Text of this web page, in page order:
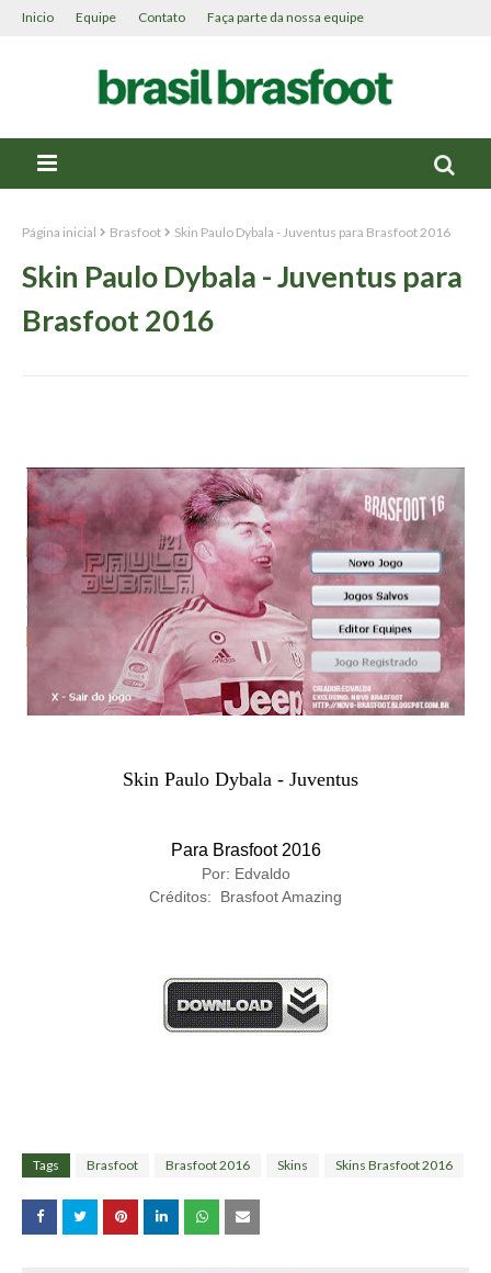
Inicio Equipe Contato Faça parte da nossa equipe
Página inicial Brasfoot Skin Paulo Dybala - Juventus para Brasfoot 2016
Skin Paulo Dybala - Juventus para
Brasfoot 2016
Skin Paulo Dybala - Juventus
Para Brasfoot 2016
Por: Edvaldo
Créditos: Brasfoot Amazing
Tags Brasfoot Brasfoot 2016 Skins Skins Brasfoot 2016